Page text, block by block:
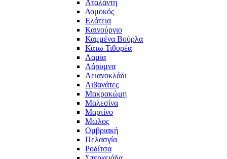
Αταλάντη
Δομοκός
Ελάτεια
Καινούργιο
Καμμένα Βούρλα
Κάτω Τιθορέα
Λαμία
Λάρυμνα
Λειανοκλάδι
Λιβανάτες
Μακρακώμη
Μαλεσίνα
Μαρτίνο
Μώλος
Ομβριακή
Πελασγία
Ροδίτσα